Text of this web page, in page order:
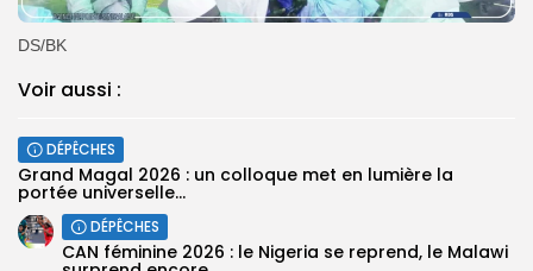
DS/BK
Voir aussi :
DÉPÊCHES
Grand Magal 2026 : un colloque met en lumière la
portée universelle...
DÉPÊCHES
‎CAN féminine 2026 : le Nigeria se reprend, le Malawi